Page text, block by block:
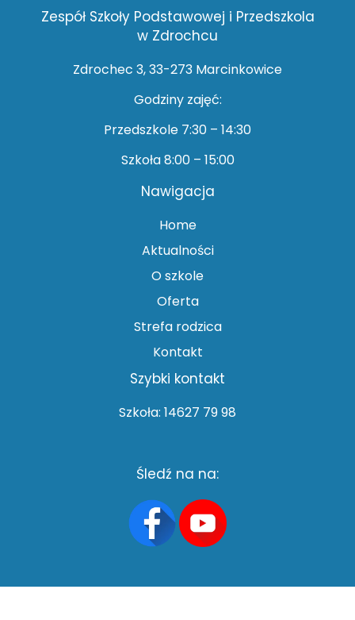
Zespół Szkoły Podstawowej i Przedszkola
w Zdrochcu
Zdrochec 3, 33-273 Marcinkowice
Godziny zajęć:
Przedszkole 7:30 – 14:30
Szkoła 8:00 – 15:00
Nawigacja
Home
Aktualności
O szkole
Oferta
Strefa rodzica
Kontakt
Szybki kontakt
Szkoła: 14627 79 98
Śledź na na: